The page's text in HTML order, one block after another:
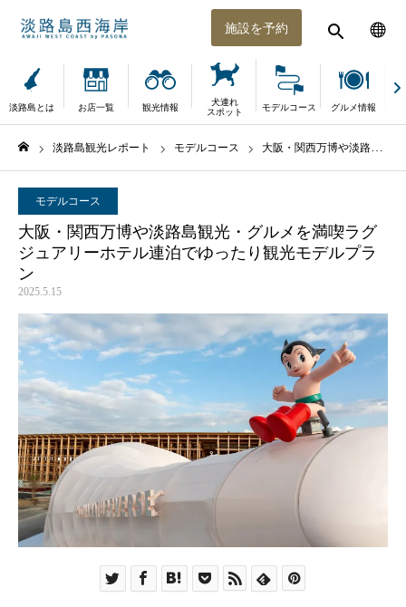
施設を予約
淡路島とは お店一覧 観光情報
犬連れ
スポット
モデルコース グルメ情報
淡路島観光レポート モデルコース 大阪・関西万博や淡路島観光・グルメを満喫ラグジュアリーホテル連泊でゆったり観光モデルプラン
モデルコース
大阪・関西万博や淡路島観光・グルメを満喫ラグ
ジュアリーホテル連泊でゆったり観光モデルプラ
ン
2025.5.15